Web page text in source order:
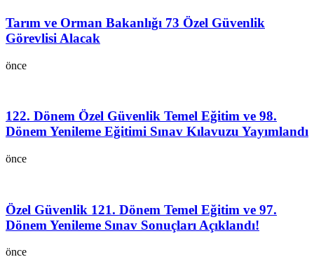
Tarım ve Orman Bakanlığı 73 Özel Güvenlik
Görevlisi Alacak
önce
122. Dönem Özel Güvenlik Temel Eğitim ve 98.
Dönem Yenileme Eğitimi Sınav Kılavuzu Yayımlandı
önce
Özel Güvenlik 121. Dönem Temel Eğitim ve 97.
Dönem Yenileme Sınav Sonuçları Açıklandı!
önce